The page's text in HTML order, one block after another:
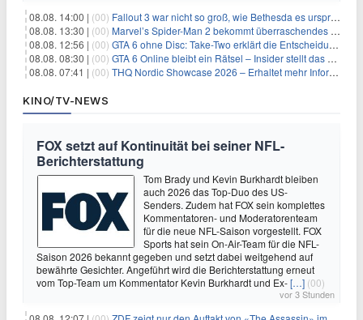
08.08. 14:00 | (00) Fallout 3 war nicht so groß, wie Bethesda es ursprünglich wollte
08.08. 13:30 | (00) Marvel’s Spider-Man 2 bekommt überraschendes PS5-Update mit gewünschter Komfortfunktion
08.08. 12:56 | (00) GTA 6 ohne Disc: Take-Two erklärt die Entscheidung für Download-Codes
08.08. 08:30 | (00) GTA 6 Online bleibt ein Rätsel – Insider stellt das neue Gerücht klar
08.08. 07:41 | (00) THQ Nordic Showcase 2026 – Erhaltet mehr Informationen
KINO/TV-NEWS
FOX setzt auf Kontinuität bei seiner NFL-
Berichterstattung
Tom Brady und Kevin Burkhardt bleiben
auch 2026 das Top-Duo des US-
Senders. Zudem hat FOX sein komplettes
Kommentatoren- und Moderatorenteam
für die neue NFL-Saison vorgestellt. FOX
Sports hat sein On-Air-Team für die NFL-
Saison 2026 bekannt gegeben und setzt dabei weitgehend auf
bewährte Gesichter. Angeführt wird die Berichterstattung erneut
vom Top-Team um Kommentator Kevin Burkhardt und Ex-[…] (00)
vor 3 Stunden